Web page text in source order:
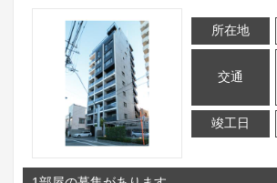
所在地
交通
竣工日